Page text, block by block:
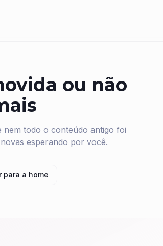
ou não
nem todo o conteúdo antigo foi
esperando por você.
para a home